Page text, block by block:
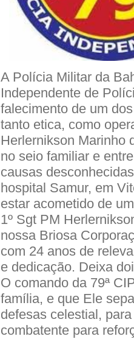
A Polícia Militar da
Independente de
falecimento de um
tanto etica, como
Herlernikson Marinho
no seio familiar e
causas
hospital Samur, em
estar acometido de
1º Sgt PM
nossa Briosa
com 24 anos de
e dedicação. Deixa
O comando da 79ª
família, e que Ele
defesas celestial,
combatente para